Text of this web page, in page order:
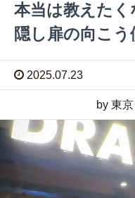
本当は教えた
隠し扉の向こう
2025.07.23
by 東